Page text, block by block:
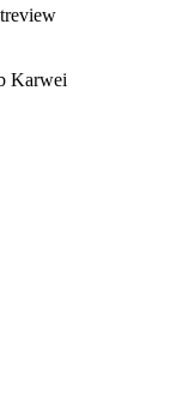
Karwei